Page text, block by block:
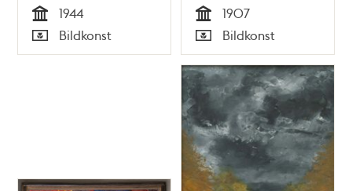
Tid
1944
Typ
Bildkonst Tid
1907
Typ
Bildkonst